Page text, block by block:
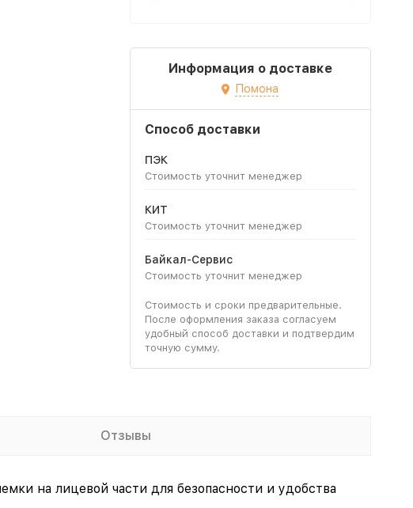
Информация о доставке
Помона
Способ доставки
ПЭК
Стоимость уточнит менеджер
КИТ
Стоимость уточнит менеджер
Байкал-Сервис
Стоимость уточнит менеджер
Стоимость и сроки предварительные.
После оформления заказа согласуем
удобный способ доставки и подтвердим
точную сумму.
Отзывы
на лицевой части для безопасности и удобства